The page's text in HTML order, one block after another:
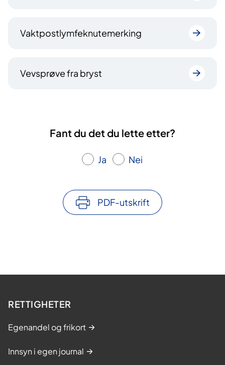
Vaktpostlymfeknutemerking
Vevsprøve fra bryst
Fant du det du lette etter?
Ja Nei
PDF-utskrift
RETTIGHETER
Egenandel og frikort
Innsyn i egen journal